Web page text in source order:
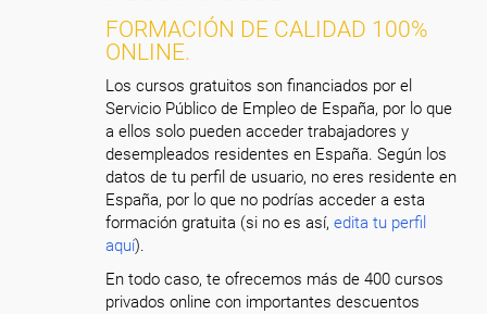
FORMACIÓN DE CALIDAD 100%
ONLINE.
Los cursos gratuitos son financiados por el
Servicio Público de Empleo de España, por lo que
a ellos solo pueden acceder trabajadores y
desempleados residentes en España. Según los
datos de tu perfil de usuario, no eres residente en
España, por lo que no podrías acceder a esta
formación gratuita (si no es así,edita tu perfil
aquí).
En todo caso, te ofrecemos más de 400 cursos
privados online con importantes descuentos